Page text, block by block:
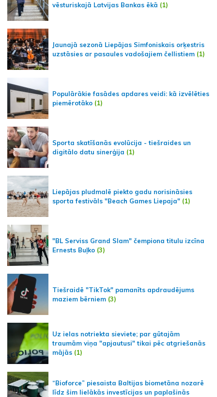
vēsturiskajā Latvijas Bankas ēkā (1)
Jaunajā sezonā Liepājas Simfoniskais orķestris
uzstāsies ar pasaules vadošajiem čellistiem (1)
Populārākie fasādes apdares veidi: kā izvēlēties
piemērotāko (1)
Sporta skatīšanās evolūcija - tiešraides un
digitālo datu sinerģija (1)
Liepājas pludmalē piekto gadu norisināsies
sporta festivāls "Beach Games Liepaja" (1)
"BL Serviss Grand Slam" čempiona titulu izcīna
Ernests Buļko (3)
Tiešraidē "TikTok" pamanīts apdraudējums
maziem bērniem (3)
Uz ielas notriekta sieviete; par gūtajām
traumām viņa "apjautusi" tikai pēc atgriešanās
mājās (1)
“Bioforce” piesaista Baltijas biometāna nozarē
līdz šim lielākās investīcijas un paplašinās